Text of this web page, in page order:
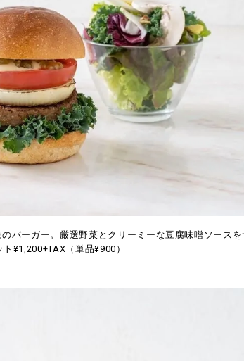
バーガー。厳選野菜とクリーミーな豆腐味噌ソースを
¥1,200+TAX（単品¥900）